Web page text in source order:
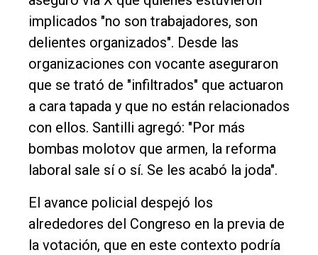
implicados "no son trabajadores, son
delientes organizados". Desde las
organizaciones con vocante aseguraron
que se trató de "infiltrados" que actuaron
a cara tapada y que no están relacionados
con ellos. Santilli agregó: "Por más
bombas molotov que armen, la reforma
laboral sale sí o sí. Se les acabó la joda".
El avance policial despejó los
alrededores del Congreso en la previa de
la votación, que en este contexto podría